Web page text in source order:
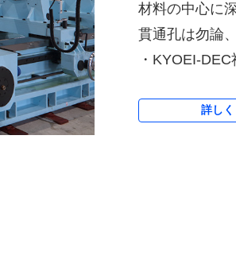
材料の中心に
貫通孔は勿論
・KYOEI-
詳しく